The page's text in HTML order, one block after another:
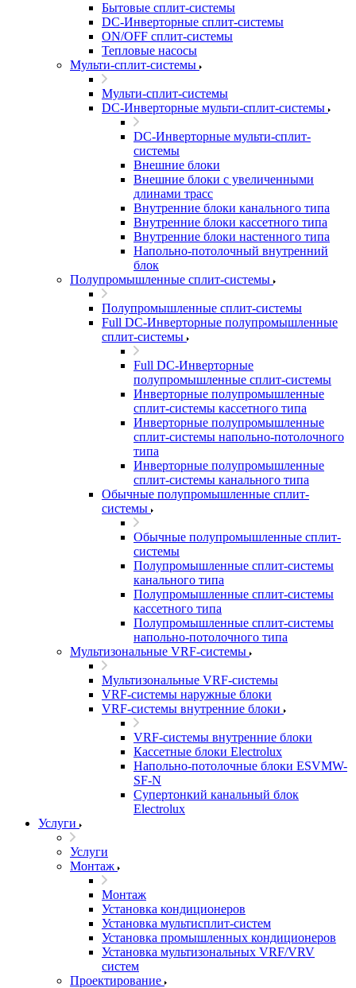
Бытовые сплит-системы
DC-Инверторные сплит-системы
ON/OFF сплит-системы
Тепловые насосы
Мульти-сплит-системы
Мульти-сплит-системы
DC-Инверторные мульти-сплит-системы
DC-Инверторные мульти-сплит-
системы
Внешние блоки
Внешние блоки с увеличенными
длинами трасс
Внутренние блоки канального типа
Внутренние блоки кассетного типа
Внутренние блоки настенного типа
Напольно-потолочный внутренний
блок
Полупромышленные сплит-системы
Полупромышленные сплит-системы
Full DC-Инверторные полупромышленные
сплит-системы
Full DC-Инверторные
полупромышленные сплит-системы
Инверторные полупромышленные
сплит-системы кассетного типа
Инверторные полупромышленные
сплит-системы напольно-потолочного
типа
Инверторные полупромышленные
сплит-системы канального типа
Обычные полупромышленные сплит-
системы
Обычные полупромышленные сплит-
системы
Полупромышленные сплит-системы
канального типа
Полупромышленные сплит-системы
кассетного типа
Полупромышленные сплит-системы
напольно-потолочного типа
Мультизональные VRF-системы
Мультизональные VRF-системы
VRF-системы наружные блоки
VRF-системы внутренние блоки
VRF-системы внутренние блоки
Кассетные блоки Electrolux
Напольно-потолочные блоки ESVMW-
SF-N
Супертонкий канальный блок
Electrolux
Услуги
Услуги
Монтаж
Монтаж
Установка кондиционеров
Установка мультисплит-систем
Установка промышленных кондиционеров
Установка мультизональных VRF/VRV
систем
Проектирование